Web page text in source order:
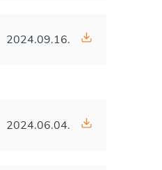
2024.09.16.
2024.06.04.